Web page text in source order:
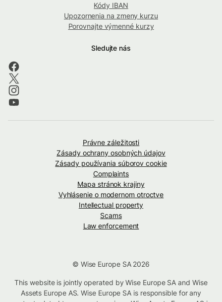
Kódy IBAN
Upozornenia na zmeny kurzu
Porovnajte výmenné kurzy
Sledujte nás
Právne záležitosti
Zásady ochrany osobných údajov
Zásady používania súborov cookie
Complaints
Mapa stránok krajiny
Vyhlásenie o modernom otroctve
Intellectual property
Scams
Law enforcement
© Wise Europe SA 2026
This website is jointly operated by Wise Europe SA and Wise
Assets Europe AS. Wise Europe SA is responsible for any